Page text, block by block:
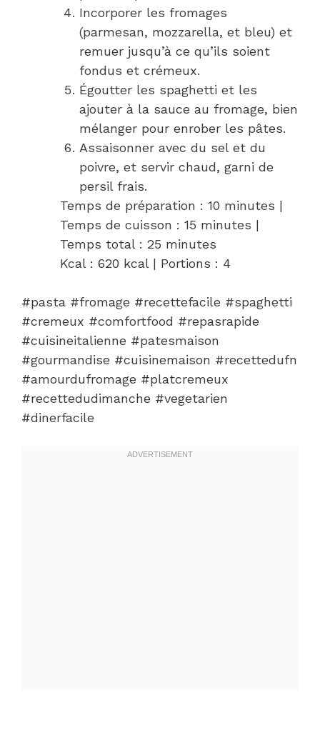
Incorporer les fromages
(parmesan, mozzarella, et bleu) et
remuer jusqu’à ce qu’ils soient
fondus et crémeux.
Égoutter les spaghetti et les
ajouter à la sauce au fromage, bien
mélanger pour enrober les pâtes.
Assaisonner avec du sel et du
poivre, et servir chaud, garni de
persil frais.
Temps de préparation : 10 minutes |
Temps de cuisson : 15 minutes |
Temps total : 25 minutes
Kcal : 620 kcal | Portions : 4
#pasta #fromage #recettefacile #spaghetti
#cremeux #comfortfood #repasrapide
#cuisineitalienne #patesmaison
#gourmandise #cuisinemaison #recettedufn
#amourdufromage #platcremeux
#recettedudimanche #vegetarien
#dinerfacile